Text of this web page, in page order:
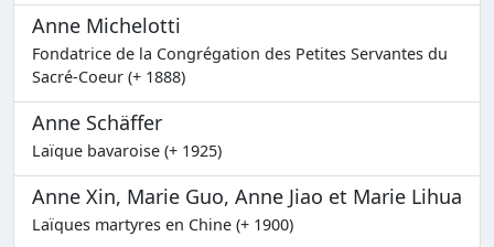
Anne Michelotti
Fondatrice de la Congrégation des Petites Servantes du
Sacré-Coeur (+ 1888)
Anne Schäffer
Laïque bavaroise (+ 1925)
Anne Xin, Marie Guo, Anne Jiao et Marie Lihua
Laïques martyres en Chine (+ 1900)